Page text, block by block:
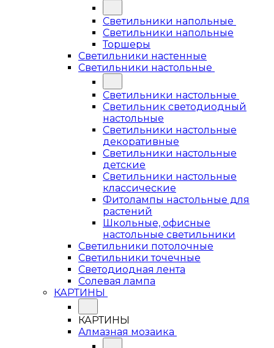
Светильники напольные
Светильники напольные
Торшеры
Светильники настенные
Светильники настольные
Светильники настольные
Светильник светодиодный
настольные
Светильники настольные
декоративные
Светильники настольные
детские
Светильники настольные
классические
Фитолампы настольные для
растений
Школьные, офисные
настольные светильники
Светильники потолочные
Светильники точечные
Светодиодная лента
Солевая лампа
КАРТИНЫ
КАРТИНЫ
Алмазная мозаика